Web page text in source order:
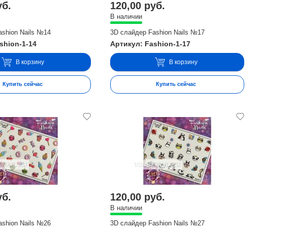
Nails №14
1-14
В корзину
Купить сейчас
120,00 руб.
В наличии
3D слайдер Fashion Nails №17
Артикул: Fashion-1-17
В корзину
Купить сейчас
Nails №26
120,00 руб.
В наличии
3D слайдер Fashion Nails №27